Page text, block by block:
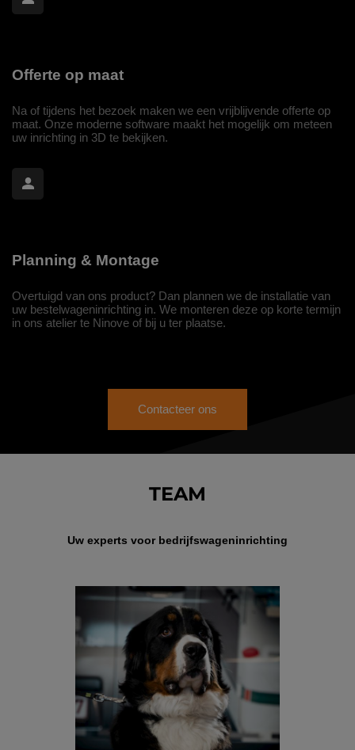
Offerte op maat
Na of tijdens het bezoek maken we een vrijblijvende offerte op
maat. Onze moderne software maakt het mogelijk om meteen
uw inrichting in 3D te bekijken.
Planning & Montage
Overtuigd van ons product? Dan plannen we de installatie van
uw bestelwageninrichting in. We monteren deze op korte termijn
in ons atelier te Ninove of bij u ter plaatse.
Contacteer ons
TEAM
Uw experts voor bedrijfswageninrichting